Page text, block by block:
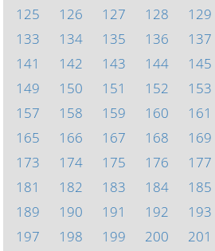
125
126 127 128 129
133
134 135 136 137
141
142 143 144 145
149
150 151 152 153
157
158 159 160 161
165
166 167 168 169
173
174 175 176 177
181
182 183 184 185
189
190 191 192 193
197
198 199 200 201